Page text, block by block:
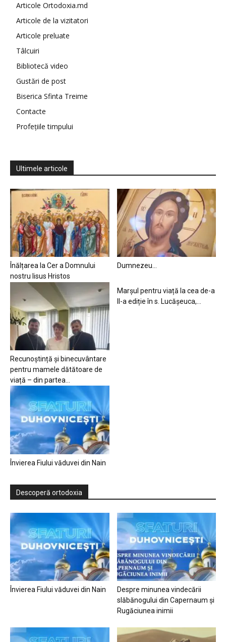
Articole Ortodoxia.md
Articole de la vizitatori
Articole preluate
Tâlcuiri
Bibliotecă video
Gustări de post
Biserica Sfinta Treime
Contacte
Profețiile timpului
Ultimele articole
Înălțarea la Cer a Domnului
nostru Iisus Hristos
Dumnezeu…
Recunoștință și binecuvântare
pentru mamele dătătoare de
viață – din partea...
Marșul pentru viață la cea de-a
II-a ediție în s. Lucășeuca,...
Învierea Fiului văduvei din Nain
Descoperă ortodoxia
Învierea Fiului văduvei din Nain
Despre minunea vindecării
slăbănogului din Capernaum și
Rugăciunea inimii